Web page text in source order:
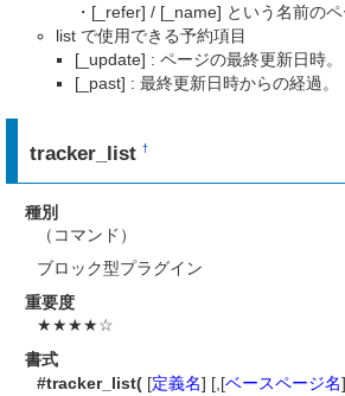
・[_refer] / [_name] という名前の
list で使用できる予約項目
[_update] : ページの最終更新日時。
[_past] : 最終更新日時からの経過。
tracker_list†
種別
（コマンド）
ブロック型プラグイン
重要度
★★★★☆
書式
#tracker_list( [定義名] [,[ベースページ名